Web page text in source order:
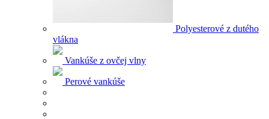
Polyesterové z dutého
vlákna
Vankúše z ovčej vlny
Perové vankúše